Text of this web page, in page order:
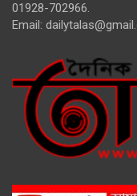
01928-702966.
Email: